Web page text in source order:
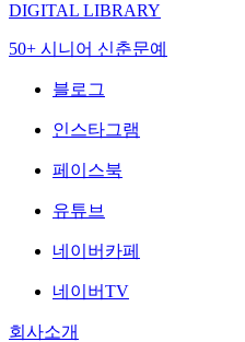
DIGITAL LIBRARY
50+ 시니어 신춘문예
블로그
인스타그램
페이스북
유튜브
네이버카페
네이버TV
회사소개